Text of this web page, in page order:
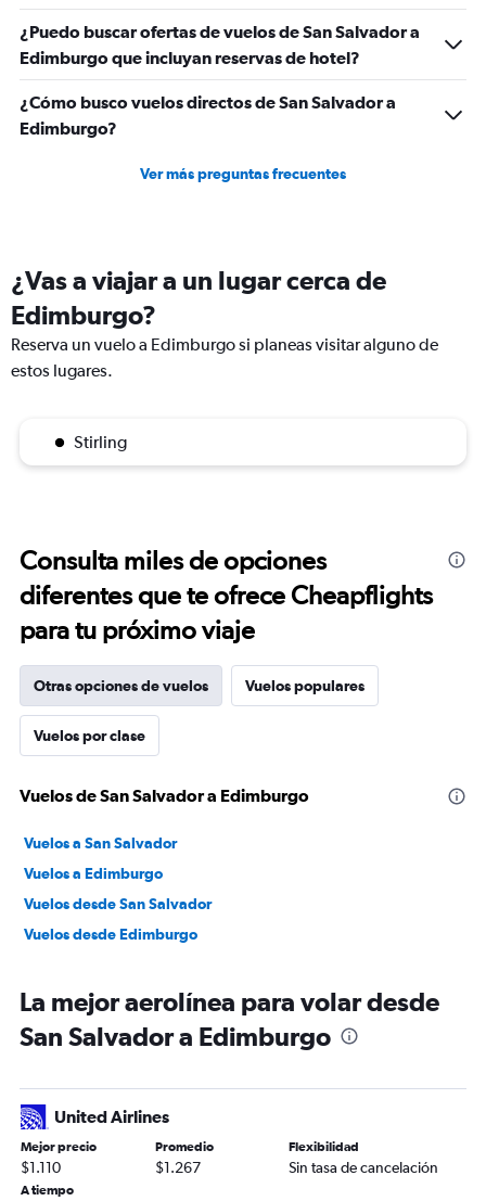
¿Puedo buscar ofertas de vuelos de San Salvador a
Edimburgo que incluyan reservas de hotel?
¿Cómo busco vuelos directos de San Salvador a
Edimburgo?
Ver más preguntas frecuentes
¿Vas a viajar a un lugar cerca de
Edimburgo?
Reserva un vuelo a Edimburgo si planeas visitar alguno de
estos lugares.
Stirling
Consulta miles de opciones
diferentes que te ofrece Cheapflights
para tu próximo viaje
Otras opciones de vuelos Vuelos populares
Vuelos por clase
Vuelos de San Salvador a Edimburgo
Vuelos a San Salvador
Vuelos a Edimburgo
Vuelos desde San Salvador
Vuelos desde Edimburgo
La mejor aerolínea para volar desde
San Salvador a Edimburgo
United Airlines
Mejor precio
$1.110
Promedio
$1.267
Flexibilidad
Sin tasa de cancelación
A tiempo